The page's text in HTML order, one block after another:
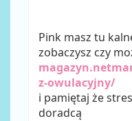
Pink masz tu
zobaczysz czy
z-owulacyjny/
i pamiętaj że
doradcą